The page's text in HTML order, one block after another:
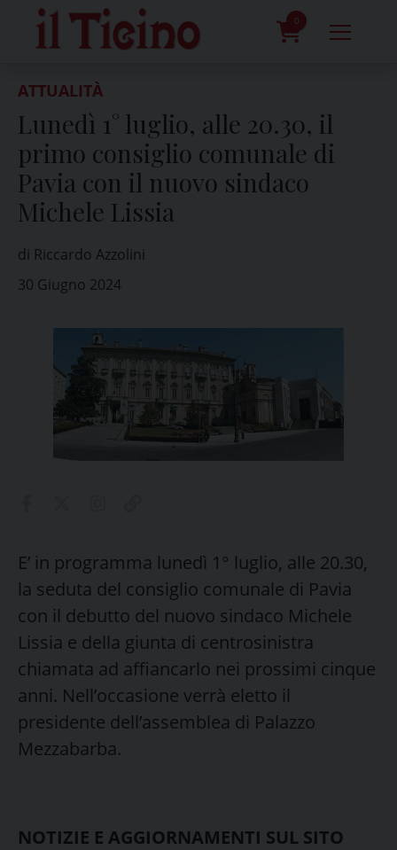
content
0
ATTUALITÀ
Lunedì 1° luglio, alle 20.30, il
primo consiglio comunale di
Pavia con il nuovo sindaco
Michele Lissia
di Riccardo Azzolini
30 Giugno 2024
E’ in programma lunedì 1° luglio, alle 20.30,
la seduta del consiglio comunale di Pavia
con il debutto del nuovo sindaco Michele
Lissia e della giunta di centrosinistra
chiamata ad affiancarlo nei prossimi cinque
anni. Nell’occasione verrà eletto il
presidente dell’assemblea di Palazzo
Mezzabarba.
NOTIZIE E AGGIORNAMENTI SUL SITO